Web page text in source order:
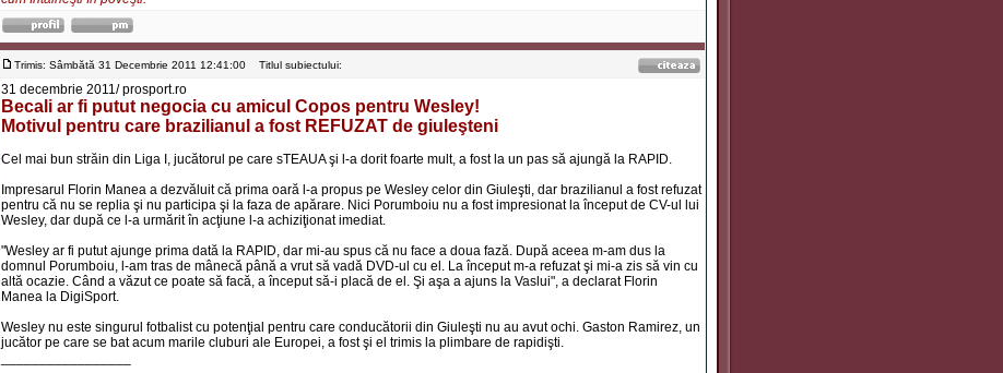
Trimis: Sâmbătă 31 Decembrie 2011 12:41:00 Titlul subiectului:
31 decembrie 2011/ prosport.ro
Becali ar fi putut negocia cu amicul Copos pentru Wesley!
Motivul pentru care brazilianul a fost REFUZAT de giuleşteni
Cel mai bun străin din Liga I, jucătorul pe care sTEAUA şi l-a dorit foarte mult, a fost la un pas să ajungă la RAPID.
Impresarul Florin Manea a dezvăluit că prima oară l-a propus pe Wesley celor din Giuleşti, dar brazilianul a fost refuzat
pentru că nu se replia şi nu participa şi la faza de apărare. Nici Porumboiu nu a fost impresionat la început de CV-ul lui
Wesley, dar după ce l-a urmărit în acţiune l-a achiziţionat imediat.
"Wesley ar fi putut ajunge prima dată la RAPID, dar mi-au spus că nu face a doua fază. După aceea m-am dus la
domnul Porumboiu, l-am tras de mânecă până a vrut să vadă DVD-ul cu el. La început m-a refuzat şi mi-a zis să vin cu
altă ocazie. Când a văzut ce poate să facă, a început să-i placă de el. Şi aşa a ajuns la Vaslui", a declarat Florin
Manea la DigiSport.
Wesley nu este singurul fotbalist cu potenţial pentru care conducătorii din Giuleşti nu au avut ochi. Gaston Ramirez, un
jucător pe care se bat acum marile cluburi ale Europei, a fost şi el trimis la plimbare de rapidişti.